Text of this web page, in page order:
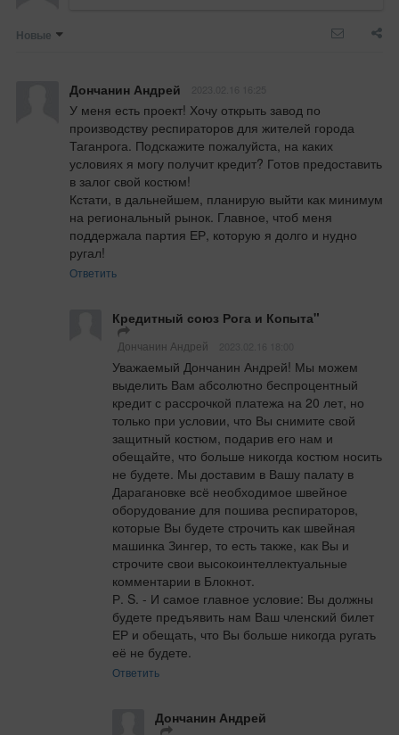
Новые
Дончанин Андрей
У меня есть проект! Хочу открыть завод по
производству респираторов для жителей города
Таганрога. Подскажите пожалуйста, на каких
условиях я могу получит кредит? Готов предоставить
в залог свой костюм!
Кстати, в дальнейшем, планирую выйти как минимум
на региональный рынок. Главное, чтоб меня
поддержала партия ЕР, которую я долго и нудно
ругал!
Ответить
Кредитный союз Рога и Копыта"
Дончанин Андрей
Уважаемый Дончанин Андрей! Мы можем
выделить Вам абсолютно беспроцентный
кредит с рассрочкой платежа на 20 лет, но
только при условии, что Вы снимите свой
защитный костюм, подарив его нам и
обещайте, что больше никогда костюм носить
не будете. Мы доставим в Вашу палату в
Дарагановке всё необходимое швейное
оборудование для пошива респираторов,
которые Вы будете строчить как швейная
машинка Зингер, то есть также, как Вы и
строчите свои высокоинтеллектуальные
комментарии в Блокнот.
Р. S. - И самое главное условие: Вы должны
будете предъявить нам Ваш членский билет
ЕР и обещать, что Вы больше никогда ругать
её не будете.
Ответить
Дончанин Андрей